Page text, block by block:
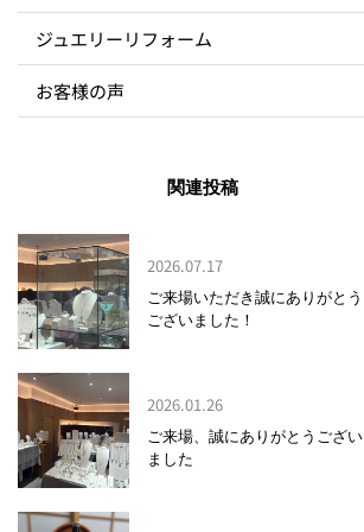
ジュエリーリフォーム
お客様の声
関連投稿
2026.07.17
ご来場いただき誠にありがとう
ございました！
2026.01.26
ご来場、誠にありがとうござい
ました